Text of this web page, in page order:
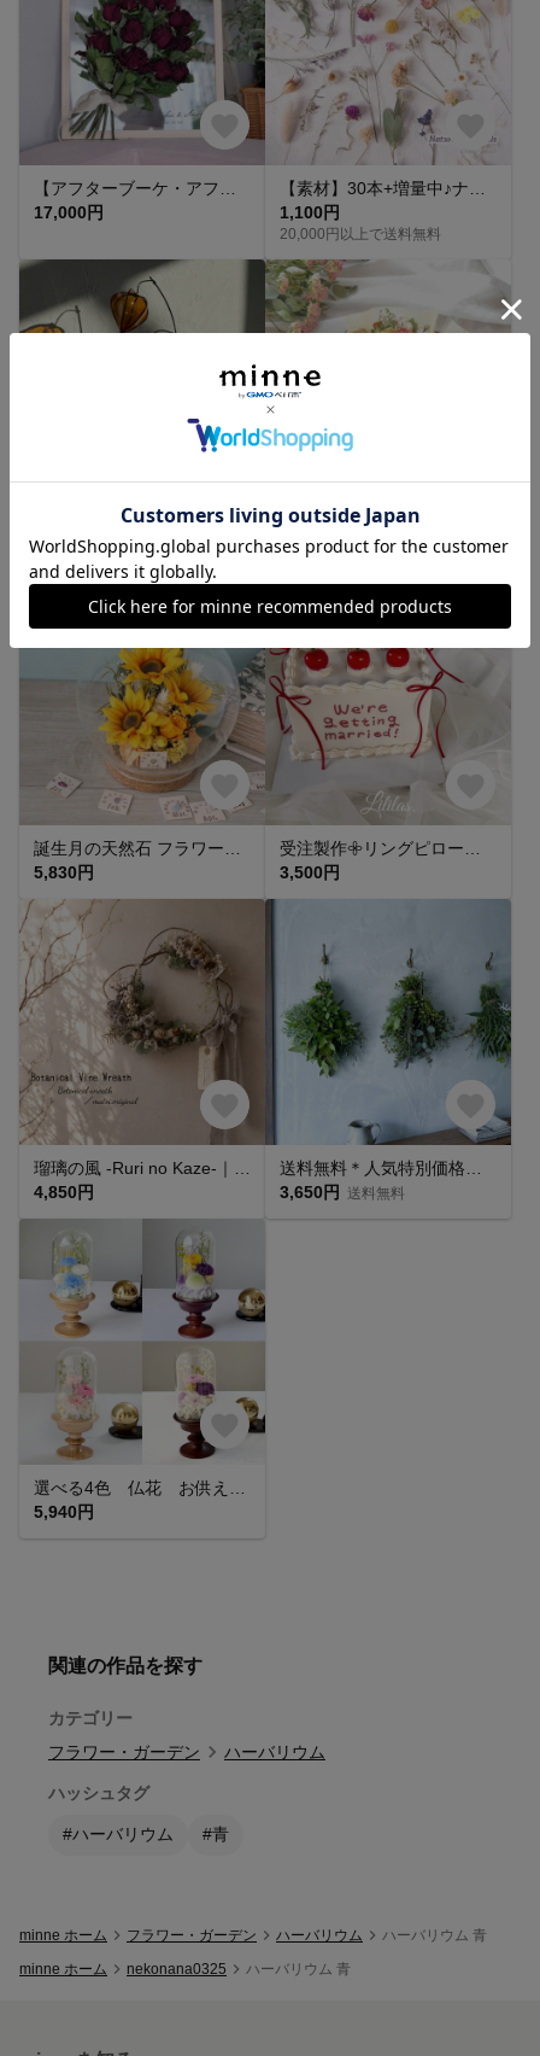
17,000円
1,100円
20,000円以上で送料無料
ほおずきの枝 ワイヤークラフト
3,300円
680円
5,830円
3,500円
4,850円
3,650円
送料無料
5,940円
関連の作品を探す
カテゴリー
フラワー・ガーデン
ハーバリウム
ハッシュタグ
#ハーバリウム #青
minne ホーム フラワー・ガーデン ハーバリウム
ハーバリウム 青
minne ホーム
nekonana0325 ハーバリウム 青